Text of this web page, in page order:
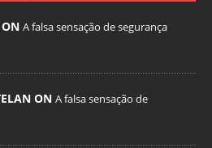
A falsa sensação de segurança
ON A falsa sensação de